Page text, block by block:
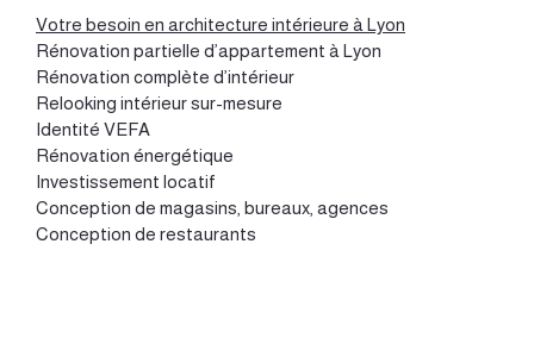
Votre besoin en architecture intérieure à Lyon
Rénovation partielle d’appartement à Lyon
Rénovation complète d’intérieur
Relooking intérieur sur-mesure
Identité VEFA
Rénovation énergétique
Investissement locatif
Conception de magasins, bureaux, agences
Conception de restaurants